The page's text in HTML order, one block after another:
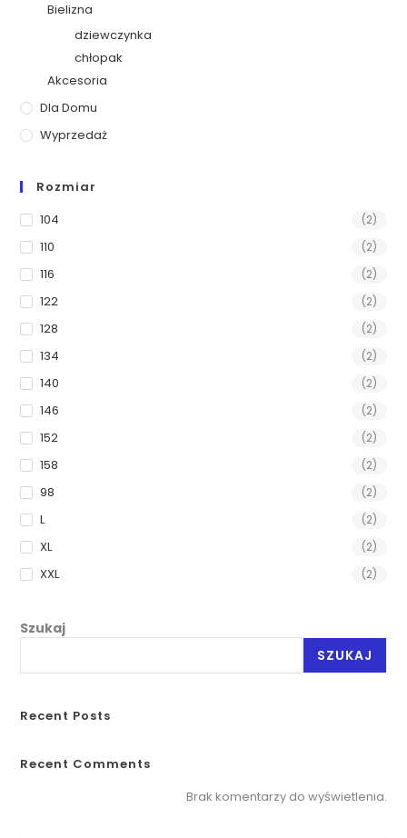
Bielizna
dziewczynka
chłopak
Akcesoria
Dla Domu
Wyprzedaż
Rozmiar
104
(2)
110 (2)
116 (2)
122 (2)
128 (2)
134 (2)
140 (2)
146 (2)
152 (2)
158 (2)
98 (2)
L (2)
XL (2)
XXL (2)
Szukaj
SZUKAJ
Recent Posts
Recent Comments
Brak komentarzy do wyświetlenia.